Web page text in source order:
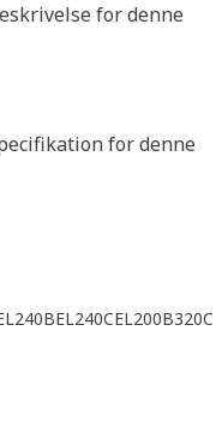
for denne
for denne
EL240CEL200B320C